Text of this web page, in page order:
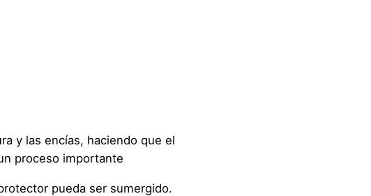
y las encías, haciendo que el
proceso importante
pueda ser sumergido.